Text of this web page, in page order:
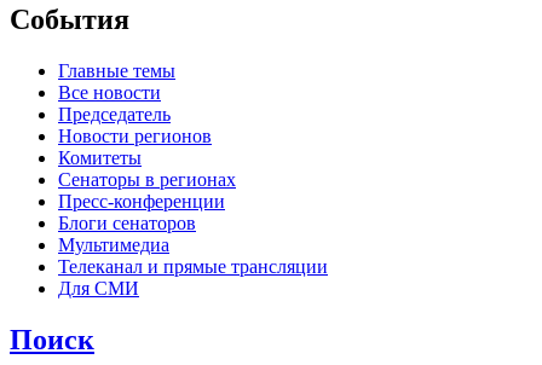
События
Главные темы
Все новости
Председатель
Новости регионов
Комитеты
Сенаторы в регионах
Пресс-конференции
Блоги сенаторов
Мультимедиа
Телеканал и прямые трансляции
Для СМИ
Поиск